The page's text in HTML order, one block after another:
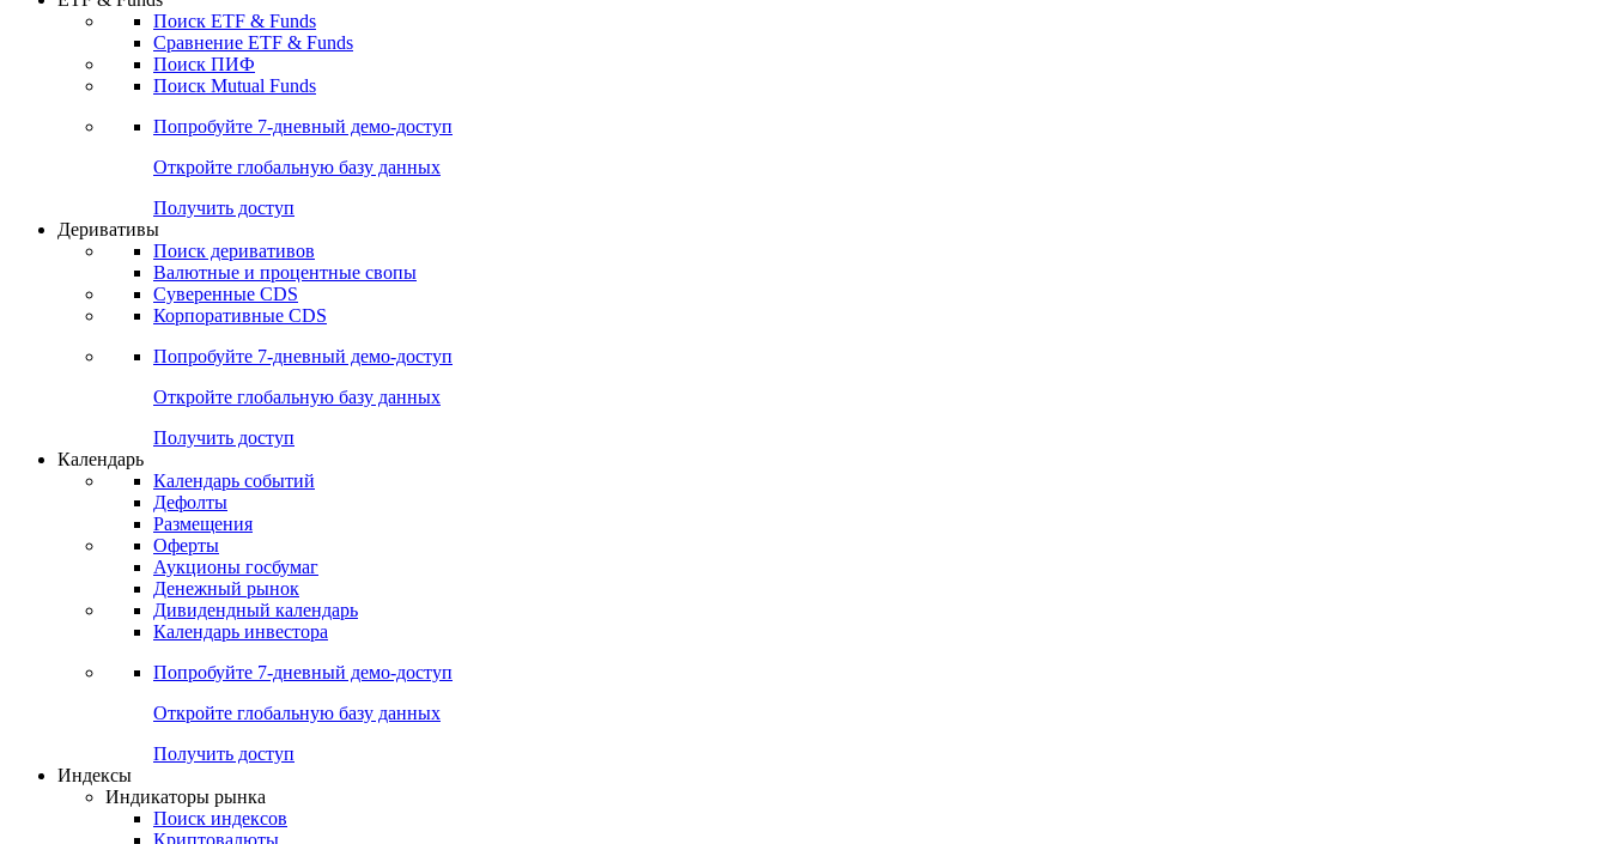
Откройте глобальную базу данных
Получить доступ
ETF & Funds
Поиск ETF & Funds
Сравнение ETF & Funds
Поиск ПИФ
Поиск Mutual Funds
Попробуйте7-дневный
Откройте глобальную базу данных
Получить доступ
Деривативы
Поиск деривативов
Валютные и процентные свопы
Суверенные CDS
Корпоративные CDS
Попробуйте7-дневный
Откройте глобальную базу данных
Получить доступ
Календарь
Календарь событий
Дефолты
Размещения
Оферты
Аукционы госбумаг
Денежный рынок
Дивидендный календарь
Календарь инвестора
Попробуйте7-дневный
Получить доступ